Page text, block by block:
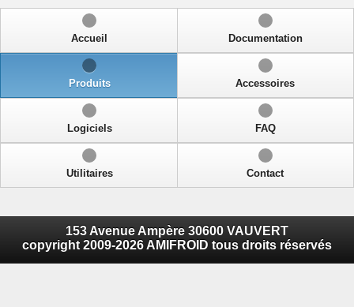
Accueil Documentation
Produits Accessoires
Logiciels FAQ
Utilitaires Contact
153 Avenue Ampère 30600 VAUVERT
copyright 2009-2026 AMIFROID tous droits réservés